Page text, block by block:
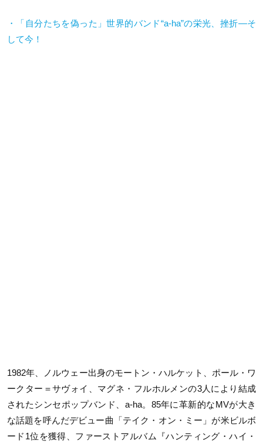
・「自分たちを偽った」世界的バンド“a-ha”の栄光、挫折―そ
して今！
1982年、ノルウェー出身のモートン・ハルケット、ポール・ワ
ークター＝サヴォイ、マグネ・フルホルメンの3人により結成
されたシンセポップバンド、a-ha。85年に革新的なMVが大き
な話題を呼んだデビュー曲「テイク・オン・ミー」が米ビルボ
ード1位を獲得、ファーストアルバム『ハンティング・ハイ・